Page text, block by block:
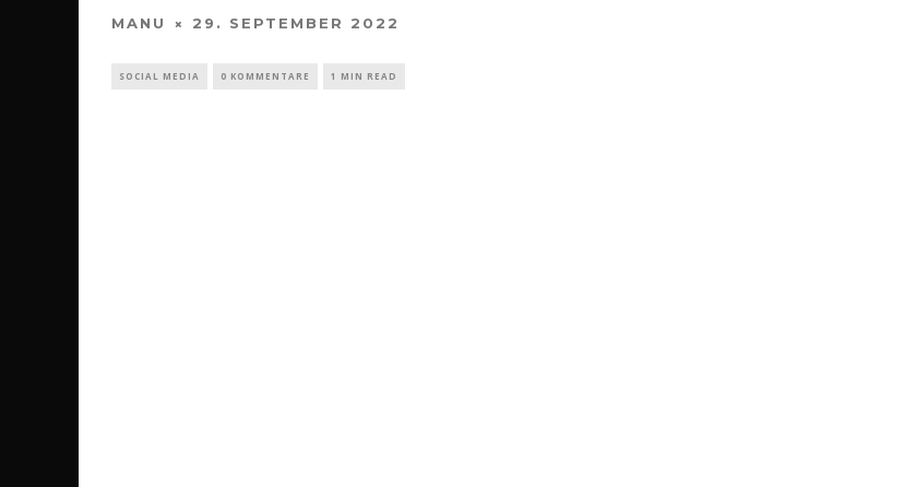
MANU 29. SEPTEMBER 2022
SOCIAL MEDIA 0 KOMMENTARE 1 MIN READ